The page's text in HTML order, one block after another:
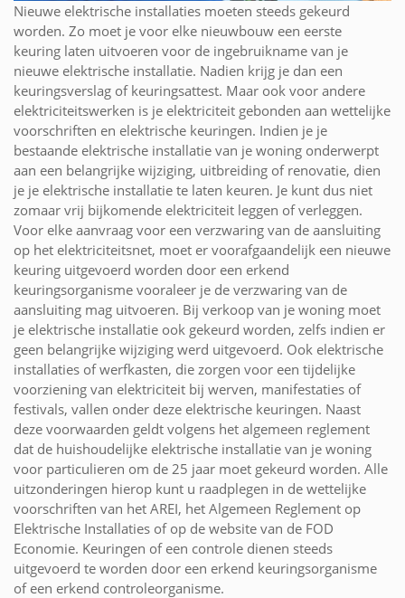
Nieuwe elektrische installaties moeten steeds gekeurd
worden. Zo moet je voor elke nieuwbouw een eerste
keuring laten uitvoeren voor de ingebruikname van je
nieuwe elektrische installatie. Nadien krijg je dan een
keuringsverslag of keuringsattest. Maar ook voor andere
elektriciteitswerken is je elektriciteit gebonden aan wettelijke
voorschriften en elektrische keuringen. Indien je je
bestaande elektrische installatie van je woning onderwerpt
aan een belangrijke wijziging, uitbreiding of renovatie, dien
je je elektrische installatie te laten keuren. Je kunt dus niet
zomaar vrij bijkomende elektriciteit leggen of verleggen.
Voor elke aanvraag voor een verzwaring van de aansluiting
op het elektriciteitsnet, moet er voorafgaandelijk een nieuwe
keuring uitgevoerd worden door een erkend
keuringsorganisme vooraleer je de verzwaring van de
aansluiting mag uitvoeren. Bij verkoop van je woning moet
je elektrische installatie ook gekeurd worden, zelfs indien er
geen belangrijke wijziging werd uitgevoerd. Ook elektrische
installaties of werfkasten, die zorgen voor een tijdelijke
voorziening van elektriciteit bij werven, manifestaties of
festivals, vallen onder deze elektrische keuringen. Naast
deze voorwaarden geldt volgens het algemeen reglement
dat de huishoudelijke elektrische installatie van je woning
voor particulieren om de 25 jaar moet gekeurd worden. Alle
uitzonderingen hierop kunt u raadplegen in de wettelijke
voorschriften van het AREI, het Algemeen Reglement op
Elektrische Installaties of op de website van de FOD
Economie. Keuringen of een controle dienen steeds
uitgevoerd te worden door een erkend keuringsorganisme
of een erkend controleorganisme.